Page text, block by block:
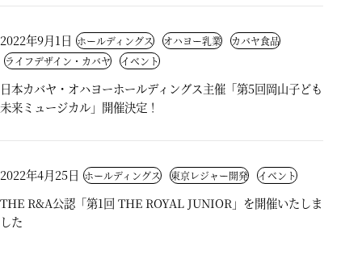
2022年9月1日 ホールディングス オハヨー乳業
カバヤ食品
ライフデザイン・カバヤ
イベント
日本カバヤ・オハヨーホールディングス主催「第5回岡山子ども
未来ミュージカル」開催決定！
2022年4月25日 ホールディングス 東京レジャー開発 イベント
THE R&A公認「第1回 THE ROYAL JUNIOR」を開催いたしま
した